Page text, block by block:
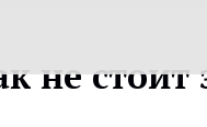
не стоит